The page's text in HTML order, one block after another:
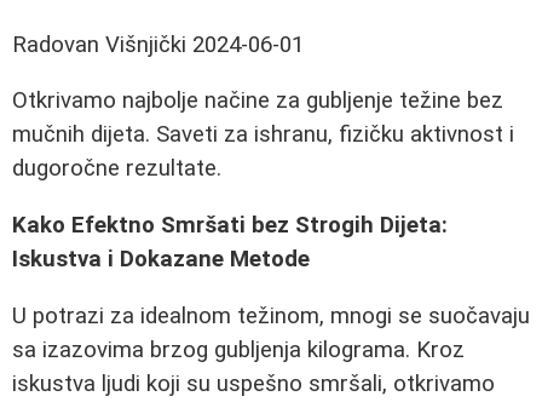
Radovan Višnjički 2024-06-01
Otkrivamo najbolje načine za gubljenje težine bez
mučnih dijeta. Saveti za ishranu, fizičku aktivnost i
dugoročne rezultate.
Kako Efektno Smršati bez Strogih Dijeta:
Iskustva i Dokazane Metode
U potrazi za idealnom težinom, mnogi se suočavaju
sa izazovima brzog gubljenja kilograma. Kroz
iskustva ljudi koji su uspešno smršali, otkrivamo